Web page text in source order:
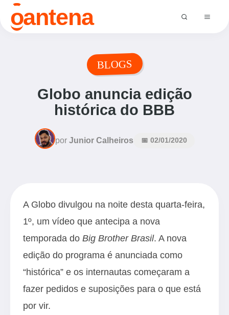
oantena
BLOGS
Globo anuncia edição
histórica do BBB
por Junior Calheiros 📅 02/01/2020
A Globo divulgou na noite desta quarta-feira,
1º, um vídeo que antecipa a nova
temporada do Big Brother Brasil. A nova
edição do programa é anunciada como
“histórica” e os internautas começaram a
fazer pedidos e suposições para o que está
por vir.